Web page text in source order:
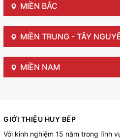
MIỀN BẮC
MIỀN TRUNG - TÂY
MIỀN NAM
GIỚI THIỆU HUY BẾP
Với kinh nghiệm 15 năm trong lĩnh